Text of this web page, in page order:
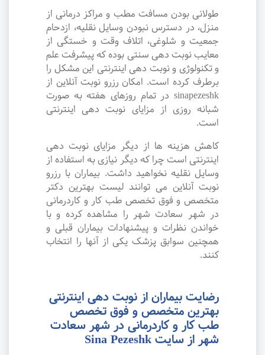
طولانی بودن مسافت مطب و مراکز درمانی از
منزل، در دسترس نبودن وسایل نقلیه، ازدحام
جمعیت و شلوغی، اتلاف وقت و خستگی از
معایب نوبت دهی سنتی بوده که پیشرفت علم
و تکنولوژی و نوبت دهی اینترنتی این مشکل را
برطرف کرده است. امکان رزرو نوبت آنلاین از
sinapezeshk در تمام روزهای هفته به صورت
شبانه روزی از مزایای نوبت دهی اینترنتی
است.
کاهش هزینه ها از دیگر مزایای نوبت دهی
اینترنتی است چرا که دیگر نیازی به استفاده از
وسایل نقلیه نخواهید داشت. بیماران با رزرو
نوبت آنلاین می توانند لیست بهترین دکتر
متخصص و فوق تخصص طب کار و کاردرمانی
در شهر سعادت شهر را مشاهده کرده و با
خواندن نظرات و پیشنهادات بیماران قبلی و
همچنین سوابق پزشک یکی از آنها را انتخاب
کنند.
رضایت بیماران از نوبت دهی اینترنتی
بهترین متخصص و فوق تخصص
طب کار و کاردرمانی در شهر سعادت
شهر از سایت Sina Pezeshk